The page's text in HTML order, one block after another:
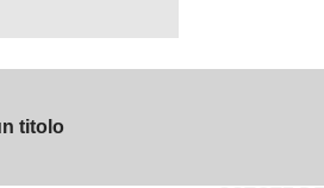
titolo